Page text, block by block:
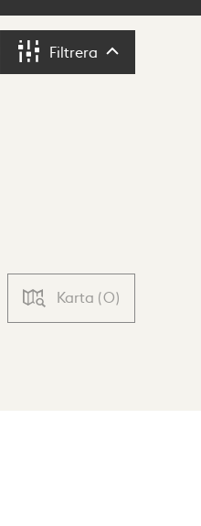
Filtrera Filtrera
Karta (0)